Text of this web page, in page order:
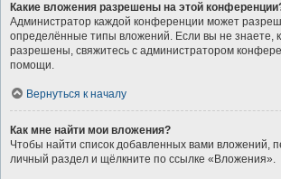
Какие вложения разрешены на этой
Администратор каждой конференции может
определённые типы вложений. Если вы не знаете,
разрешены, свяжитесь с администратором
помощи.
Вернуться к началу
Как мне найти мои вложения?
Чтобы найти список добавленных вами вложений,
личный раздел и щёлкните по ссылке «Вложения».